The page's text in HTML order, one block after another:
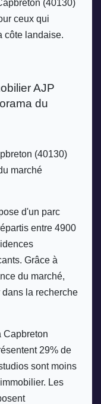
(40130)
ceux qui
côte landaise.
AJP
du
(40130)
marché
d'un parc
entre 4900
Grâce à
du marché,
la recherche
Capbreton
29% de
sont moins
Les